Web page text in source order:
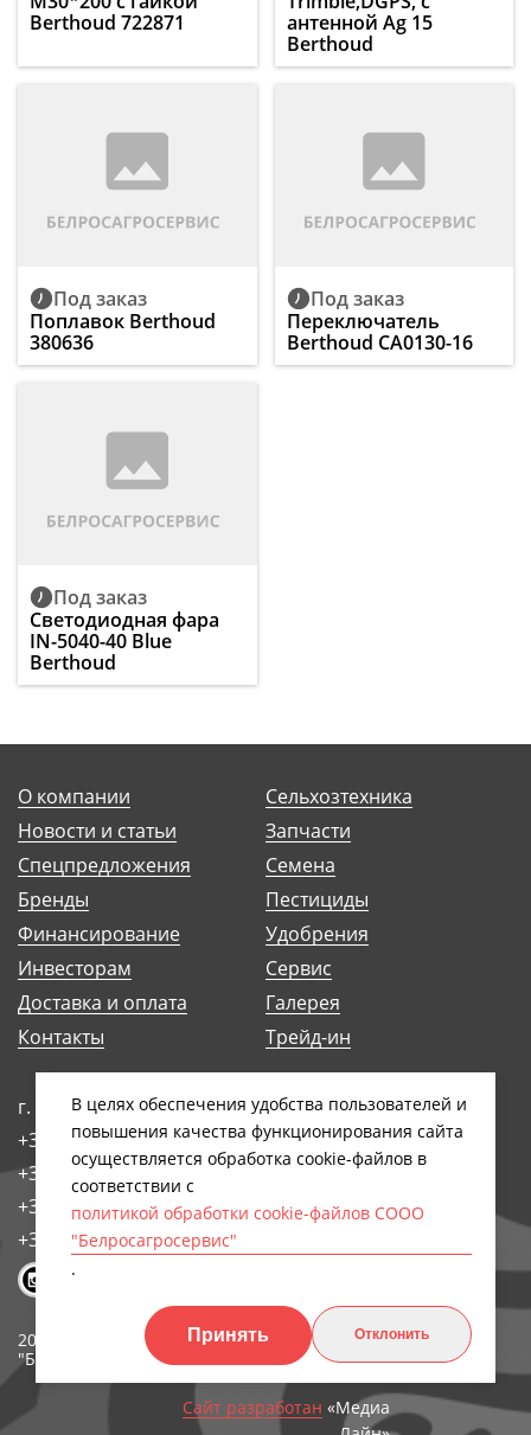
Berthoud 722871
антенной Ag 15
Berthoud
Под заказ
Поплавок Berthoud
380636
Под заказ
Переключатель
Berthoud CA0130-16
Под заказ
Светодиодная фара
IN-5040-40 Blue
Berthoud
О компании
Новости и статьи
Спецпредложения
Бренды
Финансирование
Инвесторам
Доставка и оплата
Контакты
Сельхозтехника
Запчасти
Семена
Пестициды
Удобрения
Сервис
Галерея
Трейд-ин
г. Минск, ул. Антоновская, 14Б
+375 (17) 248-91-29
+375 (17) 242-97-93
+375 (17) 258-89-66
+375 (44) 768-79-84
2026, СООО
"БЕЛРОСАГРОСЕРВИС"
Обработка персональных
данных
Сайт разработан «Медиа
В целях обеспечения удобства пользователей и
повышения качества функционирования сайта
осуществляется обработка сookiе-файлов в
соответствии с
политикой обработки cookie-файлов СООО
"Белросагросервис"
.
Принять Отклонить